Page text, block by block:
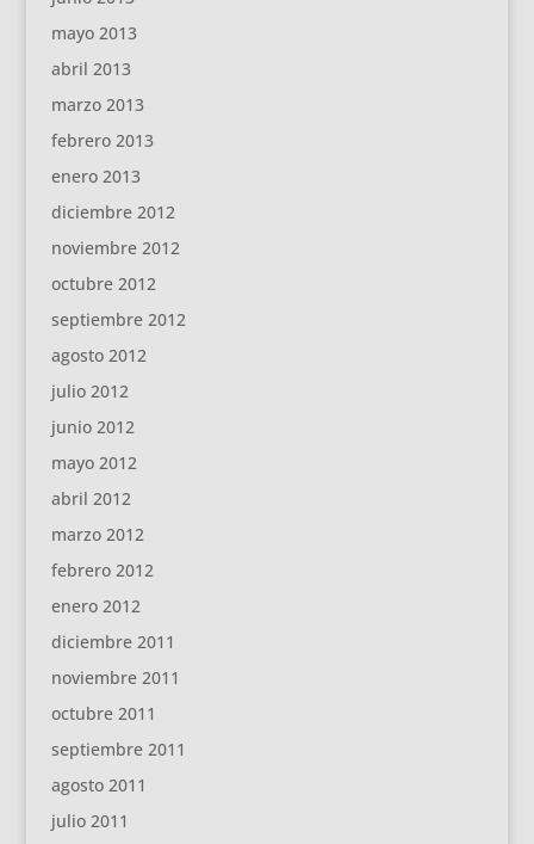
mayo 2013
abril 2013
marzo 2013
febrero 2013
enero 2013
diciembre 2012
noviembre 2012
octubre 2012
septiembre 2012
agosto 2012
julio 2012
junio 2012
mayo 2012
abril 2012
marzo 2012
febrero 2012
enero 2012
diciembre 2011
noviembre 2011
octubre 2011
septiembre 2011
agosto 2011
julio 2011